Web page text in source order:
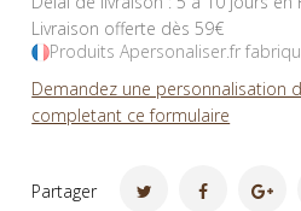
Livraison offerte dès 59€
Produits Apersonaliser.fr
Demandez une personnalisation
completant ce formulaire
Partager